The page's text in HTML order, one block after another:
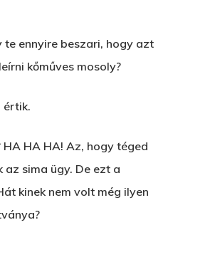
te ennyire beszari, hogy azt
kőműves mosoly?
értik.
HA HA HA! Az, hogy téged
az sima ügy. De ezt a
kinek nem volt még ilyen